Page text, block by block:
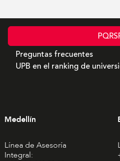
Preguntas frecuentes
UPB en el ranking de
Medellín
Línea de Asesoría
Integral: